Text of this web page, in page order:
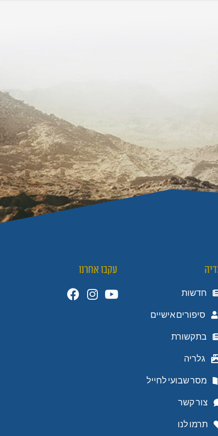
חדשות
סיפורים אישיים
בתקשורת
גלריה
מסר שבועי לחייל
צור קשר
תרמו לנו
עקבו אחרנו